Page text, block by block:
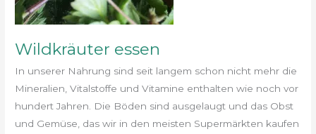
Wildkräuter essen
In unserer Nahrung sind seit langem schon nicht mehr die
Mineralien, Vitalstoffe und Vitamine enthalten wie noch vor
hundert Jahren. Die Böden sind ausgelaugt und das Obst
und Gemüse, das wir in den meisten Supermärkten kaufen